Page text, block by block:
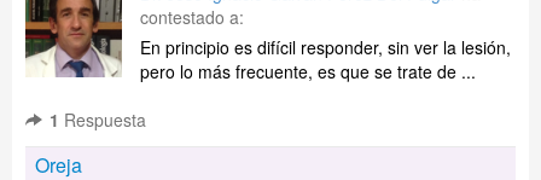
contestado a:
En principio es difícil responder, sin ver la lesión,
pero lo más frecuente, es que se trate de ...
1 Respuesta
Oreja